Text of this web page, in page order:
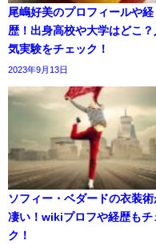
尾嶋好美のプロフィールや経
歴！出身高校や大学はどこ？
気実験をチェック！
2023年9月13日
ソフィー・ベダードの衣装術
凄い！wikiプロフや経歴もチ
ク！